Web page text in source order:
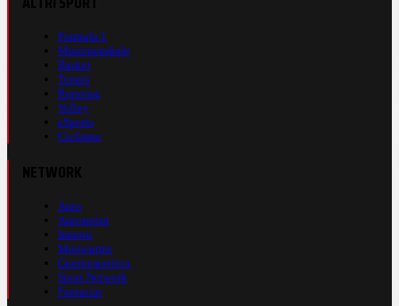
Formula 1
Motomondiale
Basket
Tennis
Running
Volley
eSports
Ciclismo
Auto
Autosprint
Inmoto
Motosprint
Guerinsportivo
Sport Network
Fantacup